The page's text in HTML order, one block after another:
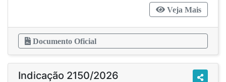
Veja Mais
Documento Oficial
Indicação 2150/2026